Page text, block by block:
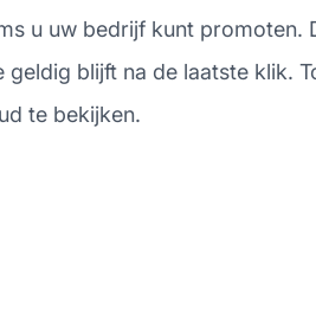
u uw bedrijf kunt promoten.
blijft na de laatste klik.
te bekijken.